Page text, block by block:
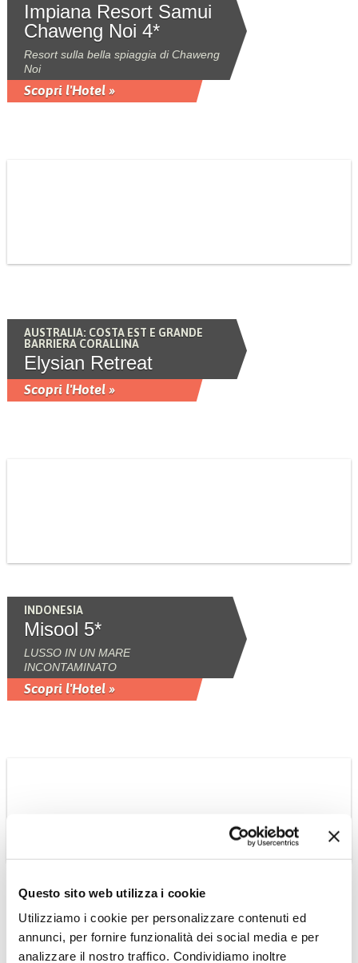
Questo sito web utilizza i cookie
Utilizziamo i cookie per personalizzare contenuti ed
annunci, per fornire funzionalità dei social media e per
analizzare il nostro traffico. Condividiamo inoltre
Impiana Resort Samui
Chaweng Noi 4*
Resort sulla bella spiaggia di Chaweng
Noi
Scopri l'Hotel »
AUSTRALIA: COSTA EST E GRANDE
BARRIERA CORALLINA
Elysian Retreat
Scopri l'Hotel »
INDONESIA
Misool 5*
LUSSO IN UN MARE
INCONTAMINATO
Scopri l'Hotel »
VIETNAM
Nam Nghi Resort and
Villa 5*
Situato sulla costa nord-occidentale di